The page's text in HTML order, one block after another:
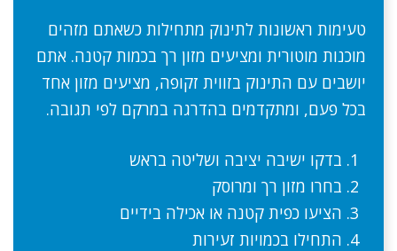
טעימות ראשונות לתינוק מתחילות כשאתם מזהים
מוכנות מוטורית ומציעים מזון רך בכמות קטנה. אתם
יושבים עם התינוק בזווית זקופה, מציעים מזון אחד
בכל פעם, ומתקדמים בהדרגה במרקם לפי תגובה.
בדקו ישיבה יציבה ושליטה בראש
בחרו מזון רך ומרוסק
הציעו כפית קטנה או אכילה בידיים
התחילו בכמויות זעירות